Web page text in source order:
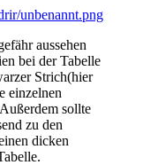
unbenannt.png
aussehen
bei der Tabelle
Strich(hier
einzelnen
sollte
zu den
dicken